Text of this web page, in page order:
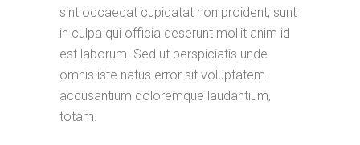
sint occaecat cupidatat non proident, sunt
in culpa qui officia deserunt mollit anim id
est laborum. Sed ut perspiciatis unde
omnis iste natus error sit voluptatem
accusantium doloremque laudantium,
totam.